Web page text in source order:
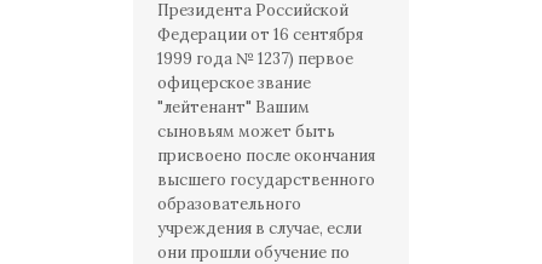
Президента Российской
Федерации от 16 сентября
1999 года № 1237) первое
офицерское звание
"лейтенант" Вашим
сыновьям может быть
присвоено после окончания
высшего государственного
образовательного
учреждения в случае, если
они прошли обучение по